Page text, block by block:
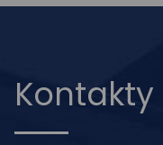
Kontakty